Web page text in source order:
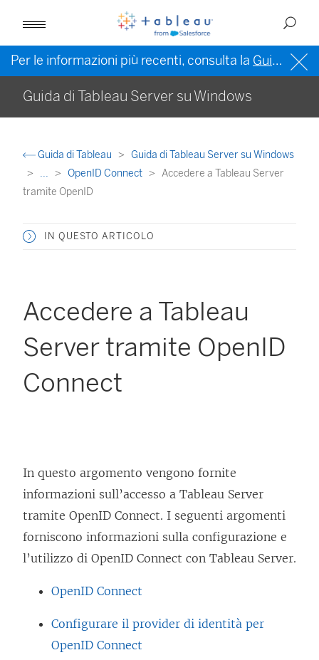
Per le informazioni più recenti, consulta la Guida di Tableau in inglese (Stati Uniti)
Guida di Tableau Server su Windows
Guida di Tableau
Guida di Tableau Server su Windows
...
OpenID Connect
Accedere a Tableau Server
tramite OpenID
IN QUESTO ARTICOLO
Accedere a Tableau
Server tramite OpenID
Connect
In questo argomento vengono fornite
informazioni sull’accesso a Tableau Server
tramite OpenID Connect. I seguenti argomenti
forniscono informazioni sulla configurazione e
l’utilizzo di OpenID Connect con Tableau Server.
OpenID Connect
Configurare il provider di identità per
OpenID Connect